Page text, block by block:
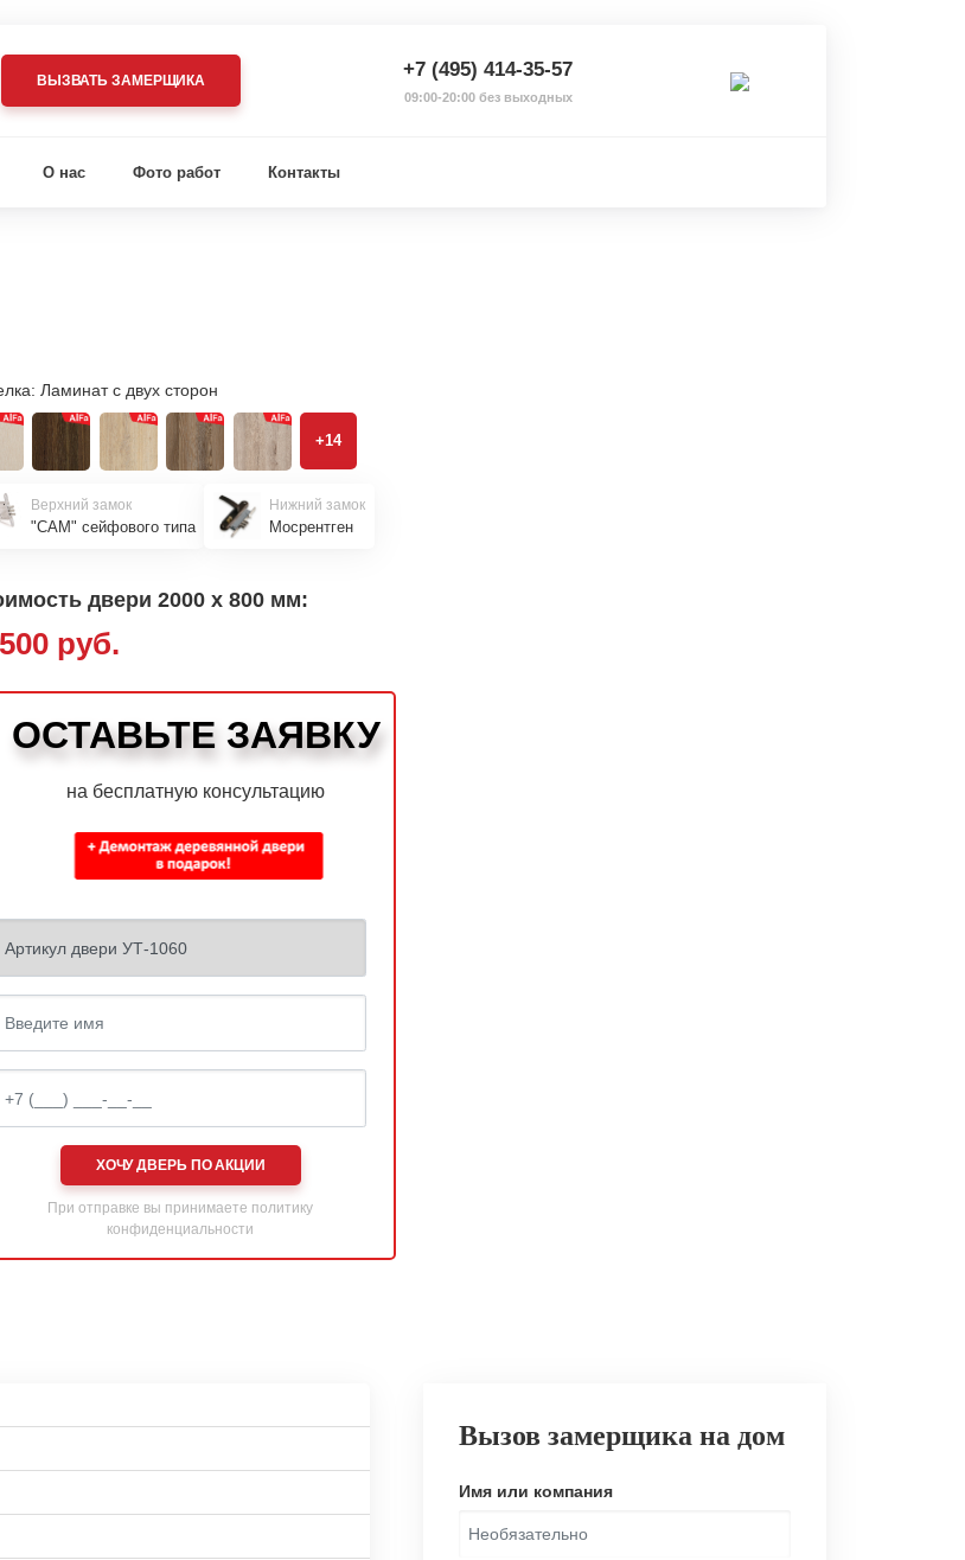
ВЫЗВАТЬ ЗАМЕРЩИКА +7 (495) 414-35-57
09:00-20:00 без выходных
О нас Фото работ Контакты
Ламинат с двух сторон
+14
Верхний замок
"САМ" сейфового типа
Нижний замок
Мосрентген
двери 2000 х 800 мм:
руб.
ОСТАВЬТЕ ЗАЯВКУ
на бесплатную консультацию
ХОЧУ ДВЕРЬ ПО АКЦИИ
При отправке вы принимаете политику
конфиденциальности
Вызов замерщика на дом
Имя или компания